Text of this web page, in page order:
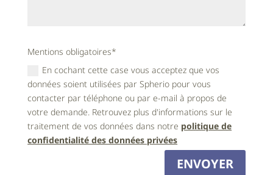
Mentions obligatoires*
En cochant cette case vous acceptez que vos
données soient utilisées par Spherio pour vous
contacter par téléphone ou par e-mail à propos de
votre demande. Retrouvez plus d'informations sur le
traitement de vos données dans notre politique de
confidentialité des données privées
ENVOYER